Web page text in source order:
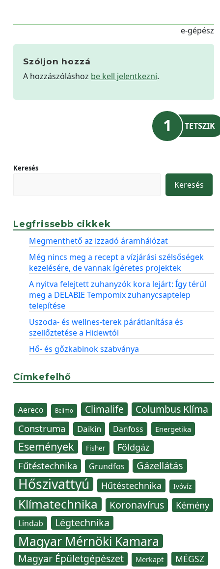
e-gépész
Szóljon hozzá
A hozzászóláshoz be kell jelentkezni.
1 TETSZIK
Keresés
Keresés
Legfrissebb cikkek
Megmenthető az izzadó áramhálózat
Még nincs meg a recept a vízjárási szélsőségek
kezelésére, de vannak ígéretes projektek
A nyitva felejtett zuhanyzók kora lejárt: Így térül
meg a DELABIE Tempomix zuhanycsaptelep
telepítése
Uszoda- és wellnes-terek párátlanítása és
szellőztetése a Hidewtól
Hő- és gőzkabinok szabványa
Címkefelhő
Aereco Belimo Climalife Columbus Klíma
Construma Daikin Danfoss Energetika
Események Fisher Földgáz
Fűtéstechnika Grundfos Gázellátás
Hőszivattyú Hűtéstechnika Ivóvíz
Klímatechnika Koronavírus Kémény
Lindab Légtechnika
Magyar Mérnöki Kamara
Magyar Épületgépészet Merkapt MÉGSZ